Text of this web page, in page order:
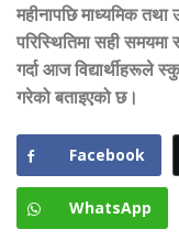
महीनापछि माध्यमिक तथा
परिस्थितिमा सही
गर्दा आज विद्यार्थीहरूले
गरेको बताइएको छ।
Facebook
WhatsApp